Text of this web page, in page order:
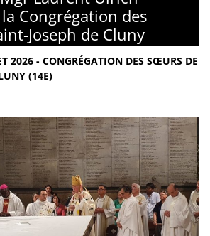
Congrégation des
Joseph de Cluny
2026 - CONGRÉGATION DES SŒURS DE
(14E)